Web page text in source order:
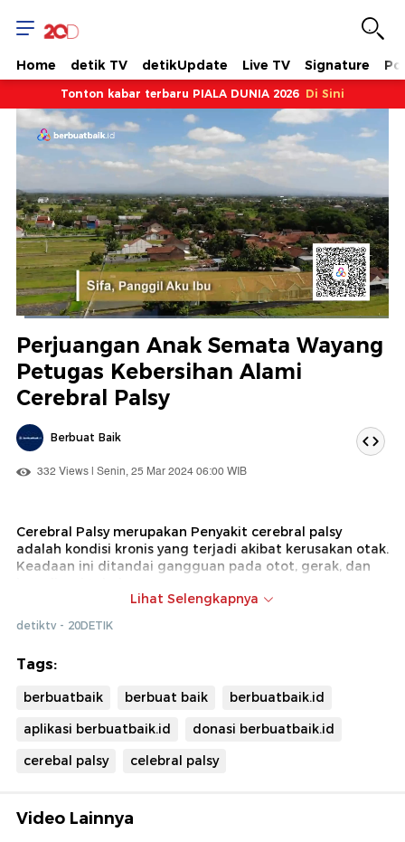
Home detik TV detikUpdate Live TV Signature
Tonton kabar terbaru PIALA DUNIA 2026 Di Sini
Berhenti
Hidup
ini
Dimuat:
Perjuangan Anak Semata Wayang
Petugas Kebersihan Alami
Cerebral Palsy
Berbuat Baik
332 Views | Senin, 25 Mar 2024 06:00 WIB
Cerebral Palsy merupakan Penyakit cerebral palsy
adalah kondisi kronis yang terjadi akibat kerusakan otak.
Keadaan ini ditandai gangguan pada otot, gerak, dan
kebersihan bernama Sifa (8). Irwan prasetyo dan istrinya,
di kediamannya di Dusun Brintik, Desa Sidokarto,
Lihat Selengkapnya
detiktv - 20DETIK
Tags:
berbuatbaik berbuat baik
berbuatbaik.id
aplikasi berbuatbaik.id
donasi berbuatbaik.id
cerebal palsy
celebral palsy
Video Lainnya